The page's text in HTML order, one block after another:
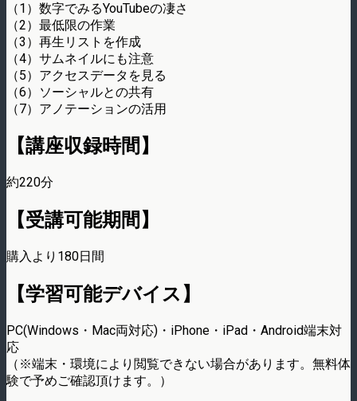
（1）数字でみるYouTubeの凄さ
（2）最低限の作業
（3）再生リストを作成
（4）サムネイルにも注意
（5）アクセスデータを見る
（6）ソーシャルとの共有
（7）アノテーションの活用
【講座収録時間】
約220分
【受講可能期間】
購入より180日間
【学習可能デバイス】
PC(Windows・Mac両対応)・iPhone・iPad・Android端末対
応
（※端末・環境により閲覧できない場合があります。無料体
験で予めご確認頂けます。）